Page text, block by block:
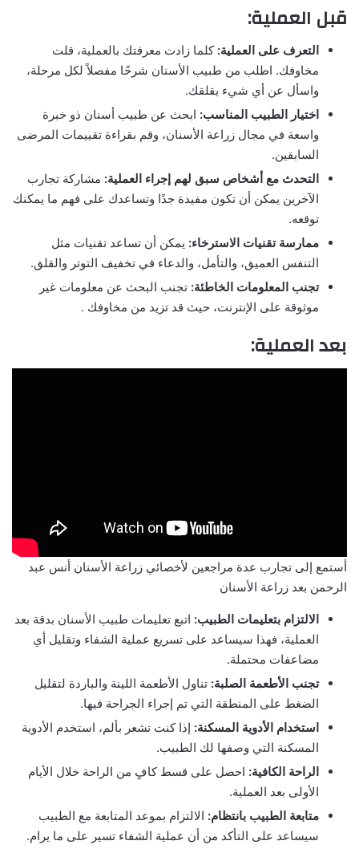
قبل العملية:
التعرف على العملية: كلما زادت معرفتك بالعملية، قلت
مخاوفك. اطلب من طبيب الأسنان شرحًا مفصلاً لكل مرحلة،
واسأل عن أي شيء يقلقك.
اختيار الطبيب المناسب: ابحث عن طبيب أسنان ذو خبرة
واسعة في مجال زراعة الأسنان، وقم بقراءة تقييمات المرضى
السابقين.
التحدث مع أشخاص سبق لهم إجراء العملية: مشاركة تجارب
الآخرين يمكن أن تكون مفيدة جدًا وتساعدك على فهم ما يمكنك
توقعه.
ممارسة تقنيات الاسترخاء: يمكن أن تساعد تقنيات مثل
التنفس العميق، والتأمل، والدعاء في تخفيف التوتر والقلق.
تجنب المعلومات الخاطئة: تجنب البحث عن معلومات غير
موثوقة على الإنترنت، حيث قد تزيد من مخاوفك .
بعد العملية:
أستمع إلى تجارب عدة مراجعين لأخصائي زراعة الأسنان أنس عبد
الرحمن بعد زراعة الأسنان
الالتزام بتعليمات الطبيب: اتبع تعليمات طبيب الأسنان بدقة بعد
العملية، فهذا سيساعد على تسريع عملية الشفاء وتقليل أي
مضاعفات محتملة.
تجنب الأطعمة الصلبة: تناول الأطعمة اللينة والباردة لتقليل
الضغط على المنطقة التي تم إجراء الجراحة فيها.
استخدام الأدوية المسكنة: إذا كنت تشعر بألم، استخدم الأدوية
المسكنة التي وصفها لك الطبيب.
الراحة الكافية: احصل على قسط كافٍ من الراحة خلال الأيام
الأولى بعد العملية.
متابعة الطبيب بانتظام: الالتزام بموعد المتابعة مع الطبيب
سيساعد على التأكد من أن عملية الشفاء تسير على ما يرام.